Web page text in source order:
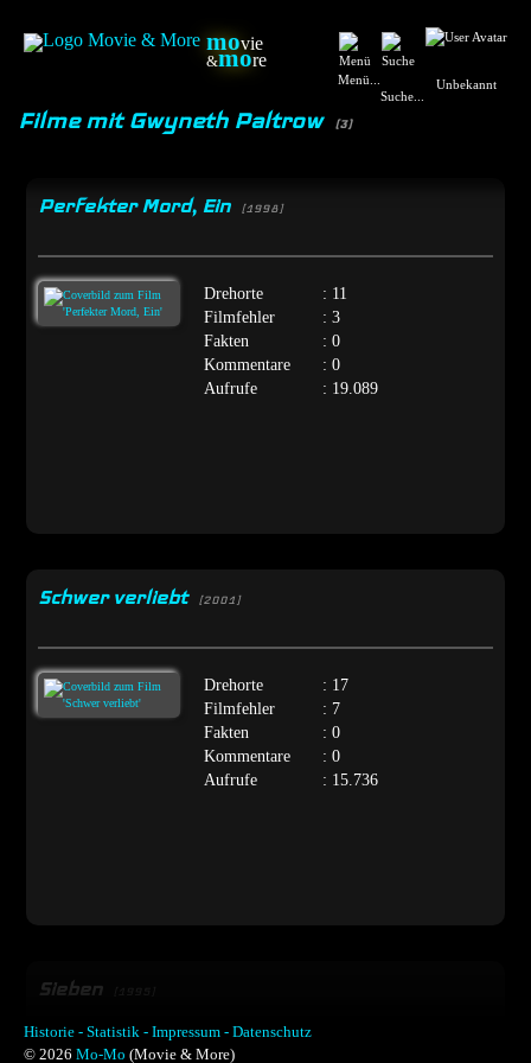
movie
&more
Menü...
Suche...
Unbekannt
Filme mit Gwyneth Paltrow (3)
Perfekter Mord, Ein [1998]
Drehorte
: 11
Filmfehler
: 3
Fakten
: 0
Kommentare
: 0
Aufrufe
: 19.089
Schwer verliebt [2001]
Drehorte
: 17
Filmfehler
: 7
Fakten
: 0
Kommentare
: 0
Aufrufe
: 15.736
Sieben
Historie - Statistik - Impressum - Datenschutz
© 2026 Mo-Mo (Movie & More)